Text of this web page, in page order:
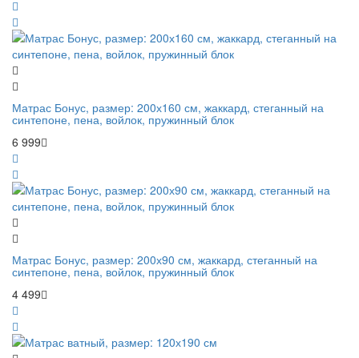
Матрас Бонус, размер: 200х160 см, жаккард, стеганный на
синтепоне, пена, войлок, пружинный блок
6 999
Матрас Бонус, размер: 200х90 см, жаккард, стеганный на
синтепоне, пена, войлок, пружинный блок
4 499